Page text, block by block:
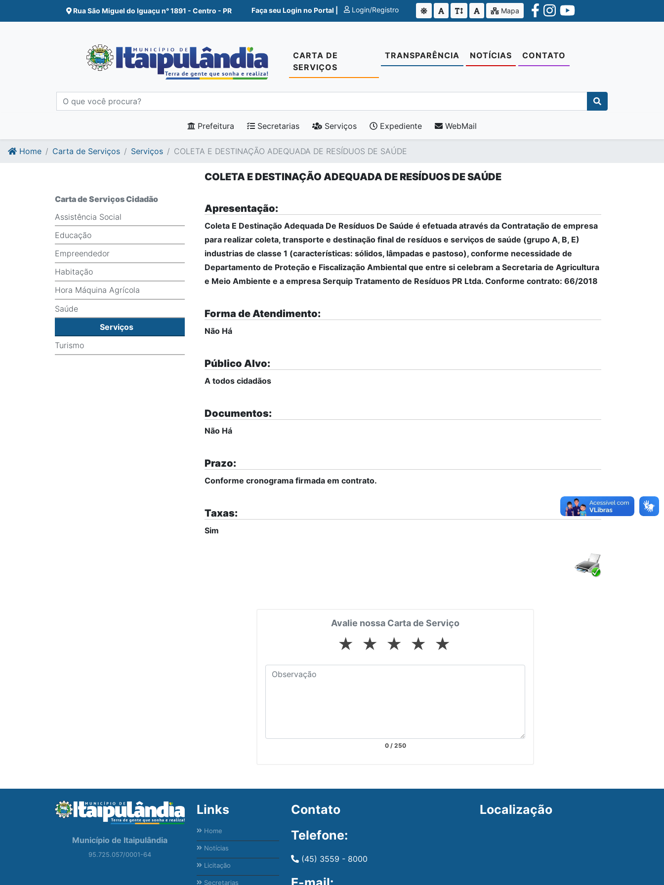
Ir para o conte�do
Ir para o fim do conte�do
Rua São Miguel do Iguaçu n° 1891 - Centro - PR Faça seu Login no Portal | Login/Registro Mapa
CARTA DE
SERVIÇOS
TRANSPARÊNCIA NOTÍCIAS CONTATO
Prefeitura Secretarias Serviços Expediente WebMail
Home Carta de Serviços Serviços COLETA E DESTINAÇÃO ADEQUADA DE RESÍDUOS DE SAÚDE
Carta de Serviços Cidadão
Assistência Social
Educação
Empreendedor
Habitação
Hora Máquina Agrícola
Saúde
Serviços
Turismo
COLETA E DESTINAÇÃO ADEQUADA DE RESÍDUOS DE SAÚDE
Apresentação:
Coleta E Destinação Adequada De Resíduos De Saúde é efetuada através da Contratação de empresa
para realizar coleta, transporte e destinação final de resíduos e serviços de saúde (grupo A, B, E)
industrias de classe 1 (características: sólidos, lâmpadas e pastoso), conforme necessidade de
Departamento de Proteção e Fiscalização Ambiental que entre si celebram a Secretaria de Agricultura
e Meio Ambiente e a empresa Serquip Tratamento de Resíduos PR Ltda. Conforme contrato: 66/2018
Forma de Atendimento:
Não Há
Público Alvo:
A todos cidadãos
Documentos:
Não Há
Prazo:
Conforme cronograma firmada em contrato.
Taxas:
Sim
Avalie nossa Carta de Serviço
★ ★ ★ ★ ★
0/ 250
Município de Itaipulândia
95.725.057/0001-64
Links
Home
Notícias
Licitação
Secretarias
Contato
Telefone:
(45) 3559 - 8000
Localização